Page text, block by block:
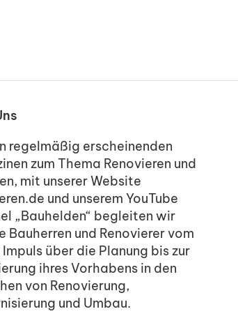
regelmäßig erscheinenden
zum Thema Renovieren und
mit unserer Website
und unserem YouTube
„Bauhelden“ begleiten wir
Bauherren und Renovierer vom
über die Planung bis zur
ihres Vorhabens in den
von Renovierung,
und Umbau.